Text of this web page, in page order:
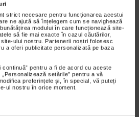
strict necesare pentru funcționarea acestui
ne ajută să înțelegem cum se navighează
modului în care funcționează site-
să fie mai exacte în cazul căutărilor,
ului nostru. Partenerii noștri folosesc
a oferi publicitate personalizată pe baza
continuă” pentru a fi de acord cu aceste
setările” pentru a vă
preferințele și, în special, vă puteți
ul nostru în orice moment.
prin sistemul de ajustare al
modificarea pozitiei segmentului
fixarea pozitiei dorite
functie de inaltimea utilizatorului